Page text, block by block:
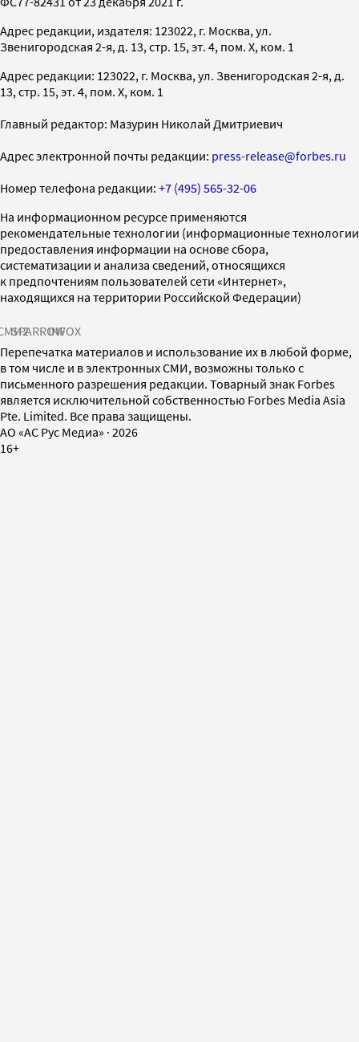
Адрес редакции, издателя: 123022, г. Москва, ул.
Звенигородская 2-я, д. 13, стр. 15, эт. 4, пом. X, ком. 1
Адрес редакции: 123022, г. Москва, ул. Звенигородская 2-я, д.
13, стр. 15, эт. 4, пом. X, ком. 1
Главный редактор: Мазурин Николай Дмитриевич
Адрес электронной почты редакции: press-release@forbes.ru
Номер телефона редакции: +7 (495) 565-32-06
На информационном ресурсе применяются
рекомендательные технологии (информационные технологии
предоставления информации на основе сбора,
систематизации и анализа сведений, относящихся
к предпочтениям пользователей сети «Интернет»,
находящихся на территории Российской Федерации)
SPARROWINFOX
Перепечатка материалов и использование их в любой форме,
в том числе и в электронных СМИ, возможны только с
письменного разрешения редакции. Товарный знак Forbes
является исключительной собственностью Forbes Media Asia
Pte. Limited. Все права защищены.
AO «АС Рус Медиа» · 2026
16+